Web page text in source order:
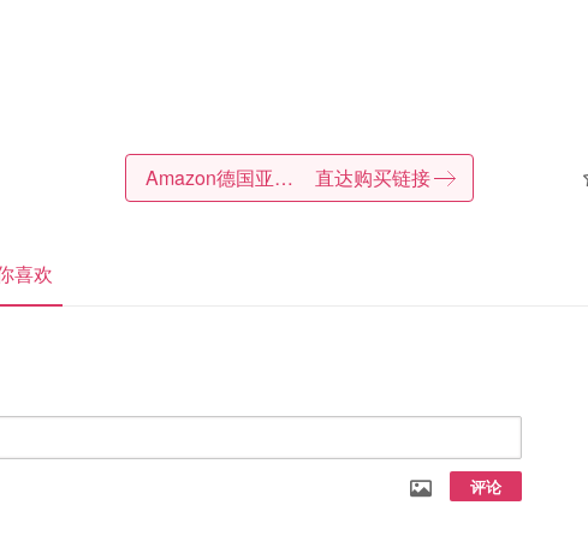
Amazon德国亚马逊 直达购买链接
喜欢
评论